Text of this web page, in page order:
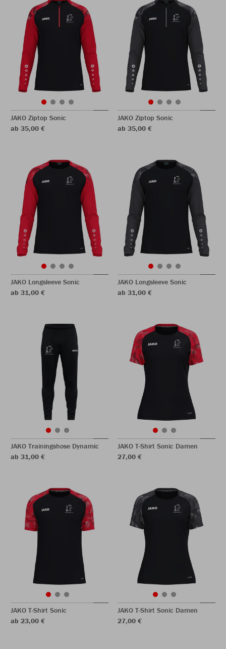
JAKO Ziptop Sonic
ab 35,00 €
JAKO Ziptop Sonic
ab 35,00 €
JAKO Longsleeve Sonic
ab 31,00 €
JAKO Longsleeve Sonic
ab 31,00 €
JAKO Trainingshose Dynamic
ab 31,00 €
JAKO T-Shirt Sonic Damen
27,00 €
JAKO T-Shirt Sonic
ab 23,00 €
JAKO T-Shirt Sonic Damen
27,00 €